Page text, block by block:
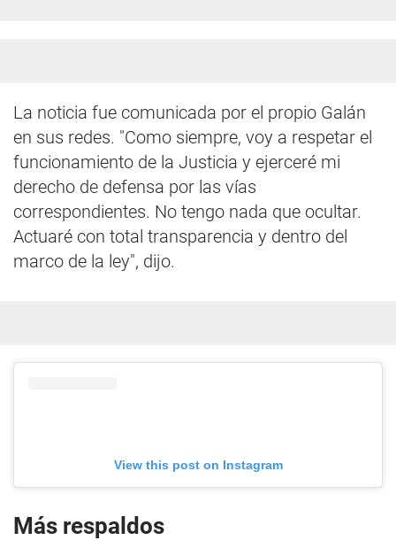
La noticia fue comunicada por el propio Galán
en sus redes. "Como siempre, voy a respetar el
funcionamiento de la Justicia y ejerceré mi
derecho de defensa por las vías
correspondientes. No tengo nada que ocultar.
Actuaré con total transparencia y dentro del
marco de la ley", dijo.
View this post on Instagram
Más respaldos